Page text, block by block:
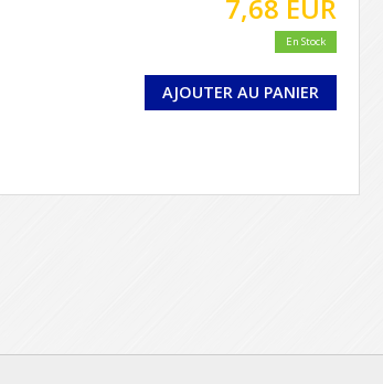
7,68 EUR
En Stock
AJOUTER AU PANIER